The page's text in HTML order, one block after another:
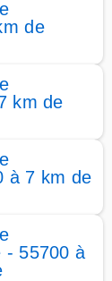
de
km de
à 7 km de
- 55700 à